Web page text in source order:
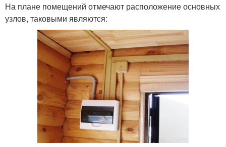
На плане помещений отмечают расположение основных
узлов, таковыми являются: